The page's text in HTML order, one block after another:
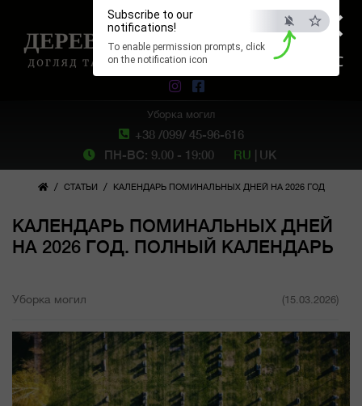
×
ESC
Subscribe to our
notifications!
To enable permission prompts, click
on the notification icon
+38 /099/ 45-96-616
Уборка могил
ПН-ВС: 9.00 - 19:00 RU | UK
/ СТАТЬИ / КАЛЕНДАРЬ ПОМИНАЛЬНЫХ ДНЕЙ НА 2026 ГОД
КАЛЕНДАРЬ ПОМИНАЛЬНЫХ ДНЕЙ
НА 2026 ГОД. ПОЛНЫЙ КАЛЕНДАРЬ
Уборка могил (15.03.2026)